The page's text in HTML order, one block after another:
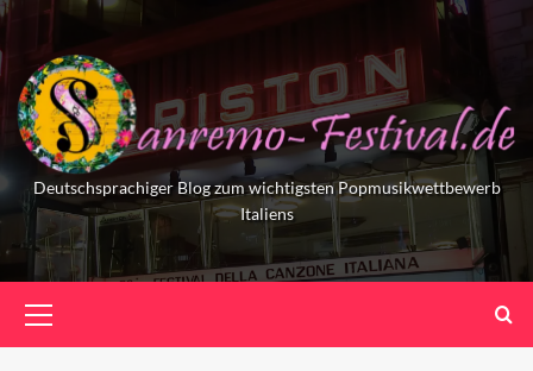
Skip
to
content
Deutschsprachiger Blog zum wichtigsten Popmusikwettbewerb
Italiens
Menu